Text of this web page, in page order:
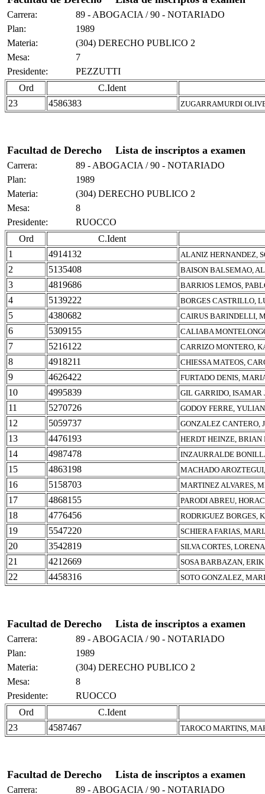
Carrera:
89 - ABOGACIA / 90 - NOTARIADO
Plan:
1989
Materia:
(304) DERECHO PUBLICO 2
Mesa:
7
Presidente:
PEZZUTTI
Ord
C.Ident
23
4586383 ZUGARRAMURDI
Facultad de Derecho Lista de inscriptos a examen
Carrera:
89 - ABOGACIA / 90 - NOTARIADO
Plan:
1989
Materia:
(304) DERECHO PUBLICO 2
Mesa:
8
Presidente:
RUOCCO
Ord
C.Ident
1
4914132 ALANIZ HERNANDEZ,
2 5135408 BAISON BALSEMAO,
3 4819686 BARRIOS LEMOS,
4 5139222 BORGES CASTRILLO,
5 4380682 CAIRUS BARINDELLI,
6 5309155 CALIABA
7 5216122 CARRIZO MONTERO,
8 4918211 CHIESSA MATEOS,
9 4626422 FURTADO DENIS,
10 4995839 GIL GARRIDO, ISAMAR
11 5270726 GODOY FERRE,
12 5059737 GONZALEZ CANTERO,
13 4476193 HERDT HEINZE, BRIAN
14 4987478 INZAURRALDE
15 4863198 MACHADO
16 5158703 MARTINEZ ALVARES,
17 4868155 PARODI ABREU,
18 4776456 RODRIGUEZ BORGES,
19 5547220 SCHIERA FARIAS,
20 3542819 SILVA CORTES, LORENA
21 4212669 SOSA BARBAZAN,
22 4458316 SOTO GONZALEZ,
Facultad de Derecho Lista de inscriptos a examen
Carrera:
89 - ABOGACIA / 90 - NOTARIADO
Plan:
1989
Materia:
(304) DERECHO PUBLICO 2
Mesa:
8
Presidente:
RUOCCO
Ord
C.Ident
23
4587467 TAROCO MARTINS,
Facultad de Derecho Lista de inscriptos a examen
Carrera:
89 - ABOGACIA / 90 - NOTARIADO